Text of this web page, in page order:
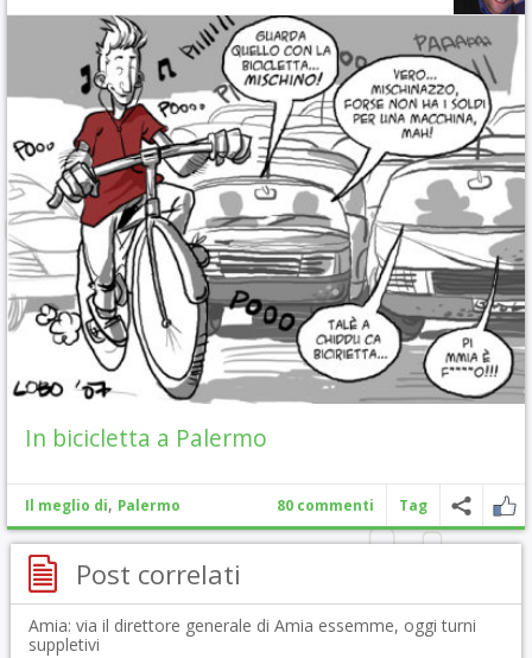
In bicicletta a Palermo
Il meglio di, Palermo 80 commenti Tag
Post correlati
Amia: via il direttore generale di Amia essemme, oggi turni
suppletivi